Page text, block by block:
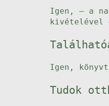
Igen, – a
kivételével
Igen,
Tudok